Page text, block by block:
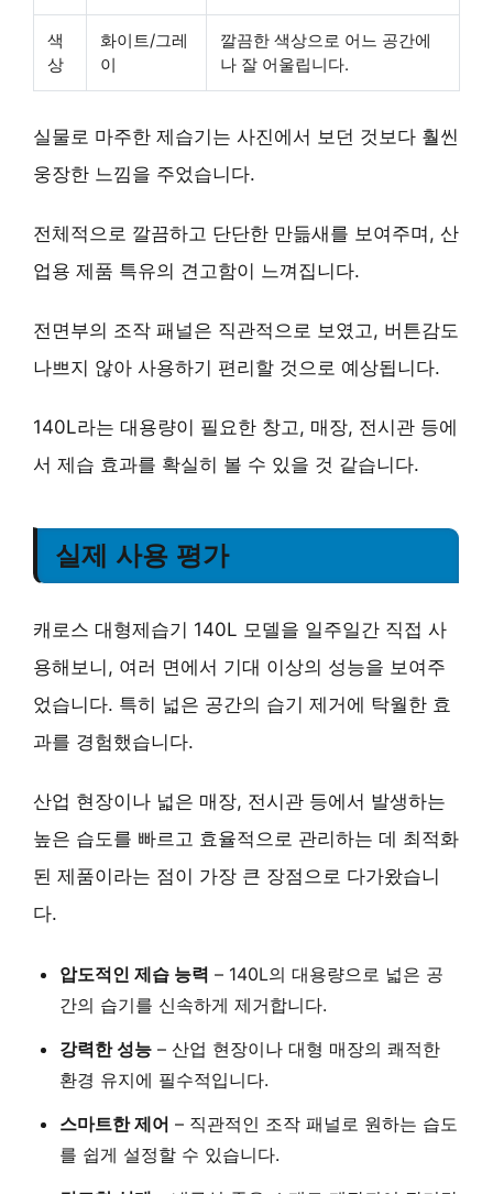
색
상
화이트/그레
이
깔끔한 색상으로 어느 공간에
나 잘 어울립니다.
실물로 마주한 제습기는 사진에서 보던 것보다 훨씬
웅장한 느낌을 주었습니다.
전체적으로 깔끔하고 단단한 만듦새를 보여주며, 산
업용 제품 특유의 견고함이 느껴집니다.
전면부의 조작 패널은 직관적으로 보였고, 버튼감도
나쁘지 않아 사용하기 편리할 것으로 예상됩니다.
140L라는 대용량이 필요한 창고, 매장, 전시관 등에
서 제습 효과를 확실히 볼 수 있을 것 같습니다.
실제 사용 평가
캐로스 대형제습기 140L 모델을 일주일간 직접 사
용해보니, 여러 면에서 기대 이상의 성능을 보여주
었습니다. 특히 넓은 공간의 습기 제거에 탁월한 효
과를 경험했습니다.
산업 현장이나 넓은 매장, 전시관 등에서 발생하는
높은 습도를 빠르고 효율적으로 관리하는 데 최적화
된 제품이라는 점이 가장 큰 장점으로 다가왔습니
다.
압도적인 제습 능력 – 140L의 대용량으로 넓은 공
간의 습기를 신속하게 제거합니다.
강력한 성능 – 산업 현장이나 대형 매장의 쾌적한
환경 유지에 필수적입니다.
스마트한 제어 – 직관적인 조작 패널 로 원하는 습도
를 쉽게 설정할 수 있습니다.